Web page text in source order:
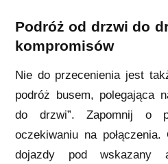
Podróż od drzwi do
kompromisów
Nie do przecenienia jest
podróż busem, polegająca
do drzwi”. Zapomnij o
oczekiwaniu na połączenia.
dojazdy pod wskazany